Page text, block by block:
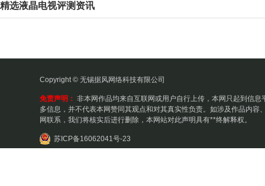
精选液晶电视评测资讯
Copyright © 无锡据风网络科技有限公司
免责声明： 非本网作品均来自互联网或用户自行上传，本网只起到信息
多信息，并不代表本网赞同其观点和对其真实性负责。如涉及作品内容
网联系，我们将核实后进行删除，本网站对此声明具有**终解释权。
苏ICP备16062041号-23